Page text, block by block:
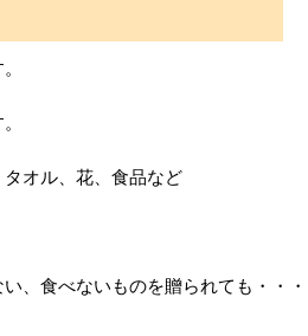
オル、花、食品など
、食べないものを贈られても・・・